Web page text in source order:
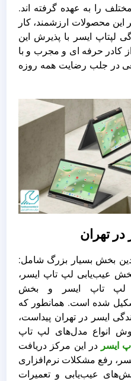
را به عهده گرفته اند.
محصولات ارزشمند، کار
لپتاپ ایسر با پذیرش این
کادر حرفه ای و مجرب و با
در جلب رضایت همه روزه
تهران
بخش بسیار بزرگ شامل:
عیب‌یابی لپ تاپ ایسر،
لپ تاپ ایسر و بخش
شده است. همانطور که
ایسر در تهران پیداست،
انواع مدل‌های لپ تاپ
ایسر در این مرکز دریافت
رفع مشکلات نرم‌افزاری
عیب‌یابی و تعمیرات